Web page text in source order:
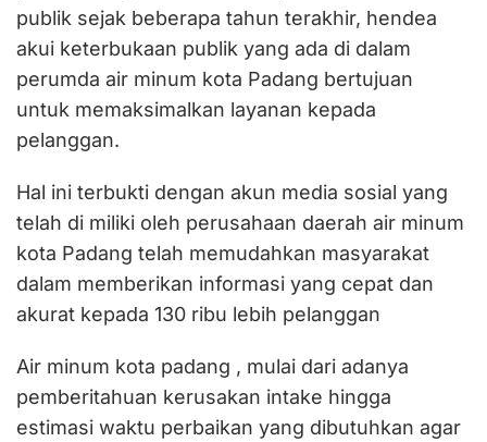
publik sejak beberapa tahun terakhir, hendea
akui keterbukaan publik yang ada di dalam
perumda air minum kota Padang bertujuan
untuk memaksimalkan layanan kepada
pelanggan.
Hal ini terbukti dengan akun media sosial yang
telah di miliki oleh perusahaan daerah air minum
kota Padang telah memudahkan masyarakat
dalam memberikan informasi yang cepat dan
akurat kepada 130 ribu lebih pelanggan
Air minum kota padang , mulai dari adanya
pemberitahuan kerusakan intake hingga
estimasi waktu perbaikan yang dibutuhkan agar